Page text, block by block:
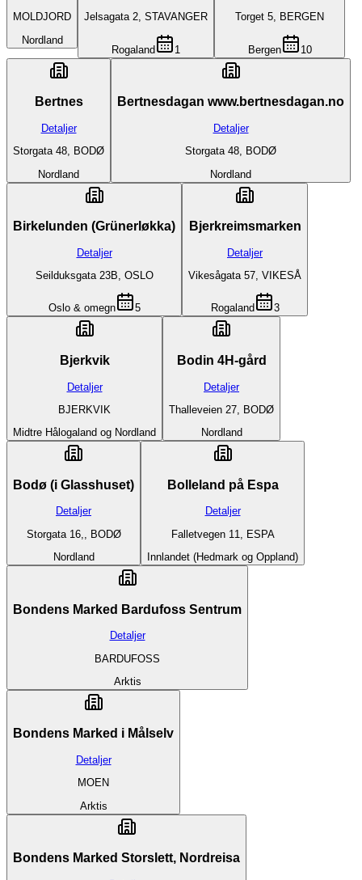
MOLDJORD
Nordland
Jelsagata 2, STAVANGER
Rogaland 1
Torget 5, BERGEN
Bergen 10
Bertnes
Detaljer
Storgata 48, BODØ
Nordland
Bertnesdagan www.bertnesdagan.no
Detaljer
Storgata 48, BODØ
Nordland
Birkelunden (Grünerløkka)
Detaljer
Seilduksgata 23B, OSLO
Oslo & omegn 5
Bjerkreimsmarken
Detaljer
Vikesågata 57, VIKESÅ
Rogaland 3
Bjerkvik
Detaljer
BJERKVIK
Midtre Hålogaland og Nordland
Bodin 4H-gård
Detaljer
Thalleveien 27, BODØ
Nordland
Bodø (i Glasshuset)
Detaljer
Storgata 16,, BODØ
Nordland
Bolleland på Espa
Detaljer
Falletvegen 11, ESPA
Innlandet (Hedmark og Oppland)
Bondens Marked Bardufoss Sentrum
Detaljer
BARDUFOSS
Arktis
Bondens Marked i Målselv
Detaljer
MOEN
Arktis
Bondens Marked Storslett, Nordreisa